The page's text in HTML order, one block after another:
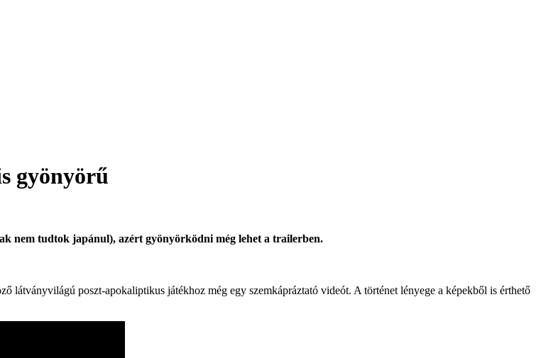
gyönyörű
nem tudtok japánul), azért gyönyörködni még lehet a trailerben.
poszt-apokaliptikus játékhoz még egy szemkápráztató videót. A történet lényege a képekből is érthető